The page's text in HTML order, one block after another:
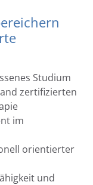
Studium
zertifizierten
im
orientierter
und